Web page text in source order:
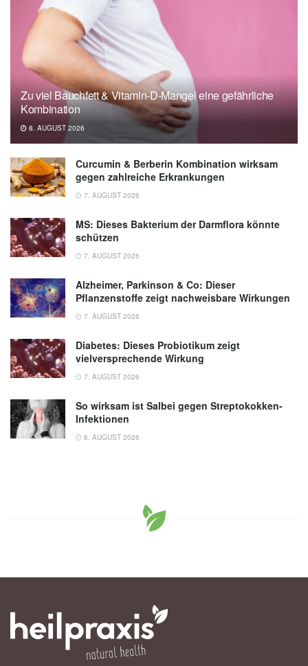
Zu viel Bauchfett & Vitamin-D-Mangel eine gefährliche
Kombination
8. AUGUST 2026
Curcumin & Berberin Kombination wirksam
gegen zahlreiche Erkrankungen
7. AUGUST 2026
MS: Dieses Bakterium der Darmflora könnte
schützen
7. AUGUST 2026
Alzheimer, Parkinson & Co: Dieser
Pflanzenstoffe zeigt nachweisbare Wirkungen
7. AUGUST 2026
Diabetes: Dieses Probiotikum zeigt
vielversprechende Wirkung
7. AUGUST 2026
So wirksam ist Salbei gegen Streptokokken-
Infektionen
6. AUGUST 2026